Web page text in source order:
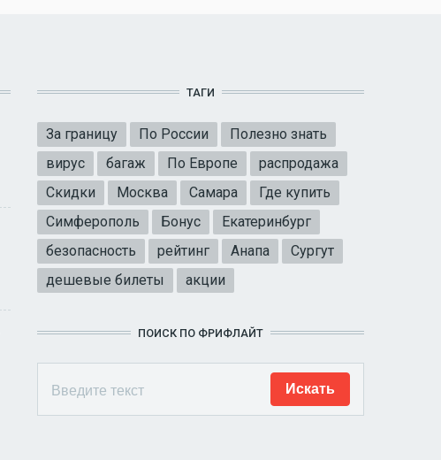
ТАГИ
За границу По России
Полезно знать
вирус
багаж По Европе
распродажа
Скидки
Москва Самара
Где купить
Симферополь
Бонус
Екатеринбург
безопасность
рейтинг Анапа
Сургут
дешевые билеты
акции
ПОИСК ПО ФРИФЛАЙТ